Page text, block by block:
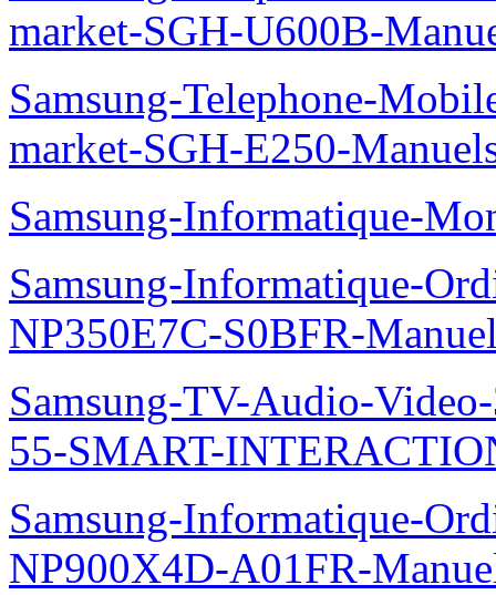
market-SGH-U600B-
Samsung-Telephone-
market-SGH-E250-
Samsung-Informatique-
Samsung-Informatique-
NP350E7C-S0BFR-
Samsung-TV-Audio-
55-SMART-
Samsung-Informatique-
NP900X4D-A01FR-